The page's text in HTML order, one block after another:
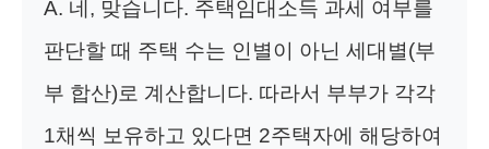
A. 네, 맞습니다. 주택임대소득 과세 여부를
판단할 때 주택 수는 인별이 아닌 세대별(부
부 합산)로 계산합니다. 따라서 부부가 각각
1채씩 보유하고 있다면 2주택자에 해당하여